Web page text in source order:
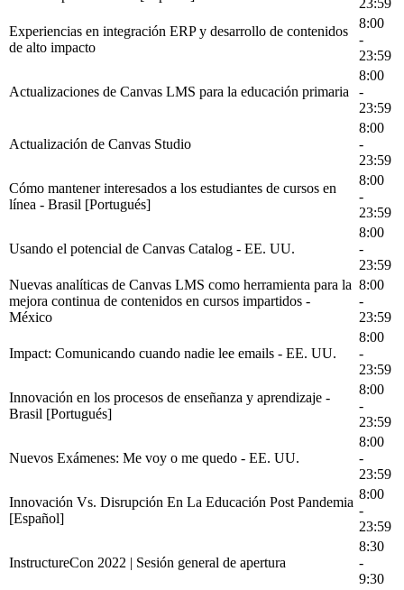
23:59
Experiencias en integración ERP y desarrollo de contenidos
de alto impacto
8:00
-
23:59
Actualizaciones de Canvas LMS para la educación primaria
8:00
-
23:59
Actualización de Canvas Studio
8:00
-
23:59
Cómo mantener interesados a los estudiantes de cursos en
línea - Brasil [Portugués]
8:00
-
23:59
Usando el potencial de Canvas Catalog - EE. UU.
8:00
-
23:59
Nuevas analíticas de Canvas LMS como herramienta para la
mejora continua de contenidos en cursos impartidos -
México
8:00
-
23:59
Impact: Comunicando cuando nadie lee emails - EE. UU.
8:00
-
23:59
Innovación en los procesos de enseñanza y aprendizaje -
Brasil [Portugués]
8:00
-
23:59
Nuevos Exámenes: Me voy o me quedo - EE. UU.
8:00
-
23:59
Innovación Vs. Disrupción En La Educación Post Pandemia
[Español]
8:00
-
23:59
InstructureCon 2022 | Sesión general de apertura
8:30
-
9:30